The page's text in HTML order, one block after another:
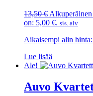
13,50€
on: 5,00 €. sis. alv
Aikaisempi alin hinta:
Lue lisää
Ale!
Auvo